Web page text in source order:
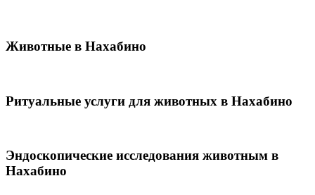
Животные в Нахабино
Ритуальные услуги для животных в Нахабино
Эндоскопические исследования животным в
Нахабино